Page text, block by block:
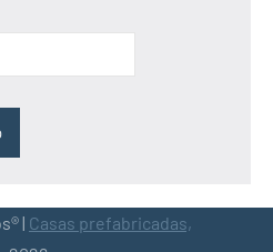
| Casas prefabricadas,